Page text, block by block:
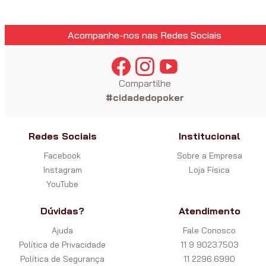
Acompanhe-nos nas Redes Sociais
Compartilhe
#cidadedopoker
Redes Sociais
Facebook
Instagram
YouTube
Institucional
Sobre a Empresa
Loja Física
Dúvidas?
Ajuda
Política de Privacidade
Política de Segurança
Atendimento
Fale Conosco
11 9 9023.7503
11 2296.6990